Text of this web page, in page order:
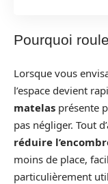
Pourquoi
Lorsque vous
l’espace devient
matelas présente
pas négliger. Tout
réduire
moins de place,
particulièrement